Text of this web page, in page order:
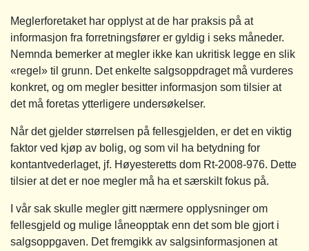
Meglerforetaket har opplyst at de har praksis på at
informasjon fra forretningsfører er gyldig i seks måneder.
Nemnda bemerker at megler ikke kan ukritisk legge en slik
«regel» til grunn. Det enkelte salgsoppdraget må vurderes
konkret, og om megler besitter informasjon som tilsier at
det må foretas ytterligere undersøkelser.
Når det gjelder størrelsen på fellesgjelden, er det en viktig
faktor ved kjøp av bolig, og som vil ha betydning for
kontantvederlaget, jf. Høyesteretts dom Rt-2008-976. Dette
tilsier at det er noe megler må ha et særskilt fokus på.
I vår sak skulle megler gitt nærmere opplysninger om
fellesgjeld og mulige låneopptak enn det som ble gjort i
salgsoppgaven. Det fremgikk av salgsinformasjonen at